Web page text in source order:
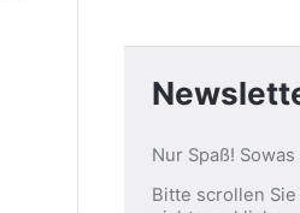
Nur Spaß!
Bitte scrollen